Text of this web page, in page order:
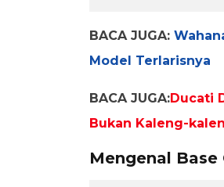
BACA JUGA:
Model Terlarisnya
BACA JUGA:Ducati
Bukan Kaleng-
Mengenal Base